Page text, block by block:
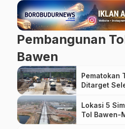
Pembangunan
Bawen
Pematokan
Ditarget
Lokasi 5
Tol Bawen-